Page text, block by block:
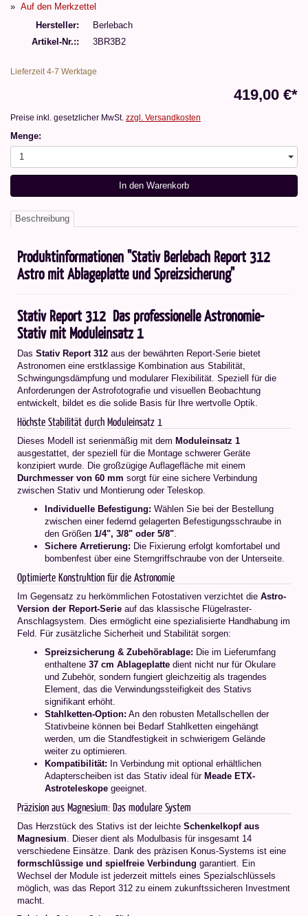
Auf den Merkzettel
Hersteller
Berlebach
Artikel-Nr.:
3BR3B2
Lieferzeit 4-7 Werktage
419,00 €*
Preise inkl. gesetzlicher MwSt. zzgl. Versandkosten
Menge:
1
In den Warenkorb
Beschreibung
Produktinformationen "Stativ Berlebach Report 312
Astro mit Ablageplatte und Spreizsicherung"
Stativ Report 312  Das professionelle Astronomie-
Stativ mit Moduleinsatz 1
Das Stativ Report 312 aus der bewährten Report-Serie bietet
Astronomen eine erstklassige Kombination aus Stabilität,
Schwingungsdämpfung und modularer Flexibilität. Speziell für die
Anforderungen der Astrofotografie und visuellen Beobachtung
entwickelt, bildet es die solide Basis für Ihre wertvolle Optik.
Höchste Stabilität durch Moduleinsatz 1
Dieses Modell ist serienmäßig mit dem Moduleinsatz 1
ausgestattet, der speziell für die Montage schwerer Geräte
konzipiert wurde. Die großzügige Auflagefläche mit einem
Durchmesser von 60 mm sorgt für eine sichere Verbindung
zwischen Stativ und Montierung oder Teleskop.
Individuelle Befestigung: Wählen Sie bei der Bestellung
zwischen einer federnd gelagerten Befestigungsschraube in
den Größen 1/4", 3/8" oder 5/8"
Sichere Arretierung: Die Fixierung erfolgt komfortabel und
bombenfest über eine Sterngriffschraube von der Unterseite.
Optimierte Konstruktion für die Astronomie
Im Gegensatz zu herkömmlichen Fotostativen verzichtet die Astro-
Version der Report-Serie auf das klassische Flügelraster-
Anschlagsystem. Dies ermöglicht eine spezialisierte Handhabung im
Feld. Für zusätzliche Sicherheit und Stabilität sorgen:
Spreizsicherung & Zubehörablage: Die im Lieferumfang
enthaltene 37 cm Ablageplatte dient nicht nur für Okulare
und Zubehör, sondern fungiert gleichzeitig als tragendes
Element, das die Verwindungssteifigkeit des Stativs
signifikant erhöht.
Stahlketten-Option: An den robusten Metallschellen der
Stativbeine können bei Bedarf Stahlketten eingehängt
werden, um die Standfestigkeit in schwierigem Gelände
weiter zu optimieren.
Kompatibilität: In Verbindung mit optional erhältlichen
Adapterscheiben ist das Stativ ideal für Meade ETX-
Astroteleskope geeignet.
Präzision aus Magnesium: Das modulare System
Das Herzstück des Stativs ist der leichte Schenkelkopf aus
Magnesium . Dieser dient als Modulbasis für insgesamt 14
verschiedene Einsätze. Dank des präzisen Konus-Systems ist eine
formschlüssige und spielfreie Verbindung garantiert. Ein
Wechsel der Module ist jederzeit mittels eines Spezialschlüssels
möglich, was das Report 312 zu einem zukunftssicheren Investment
macht.